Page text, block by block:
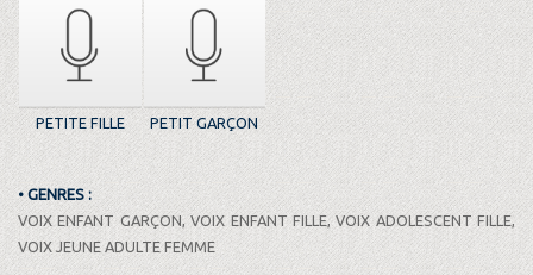
PETITE FILLE PETIT GARÇON
• GENRES :
VOIX ENFANT GARÇON, VOIX ENFANT FILLE, VOIX ADOLESCENT FILLE,
VOIX JEUNE ADULTE FEMME